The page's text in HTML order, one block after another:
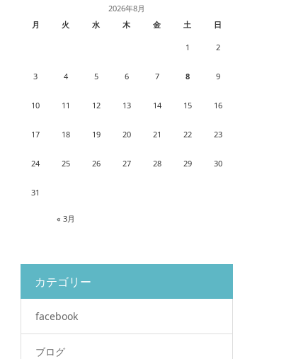
2026年8月
月
火 水 木 金 土 日
« 3月
1 2
3 4 5 6 7 8 9
10 11 12 13 14 15 16
17 18 19 20 21 22 23
24 25 26 27 28 29 30
31
カテゴリー
facebook
ブログ